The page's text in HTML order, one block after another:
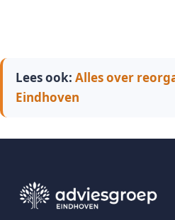
Lees ook: Alles over
Eindhoven